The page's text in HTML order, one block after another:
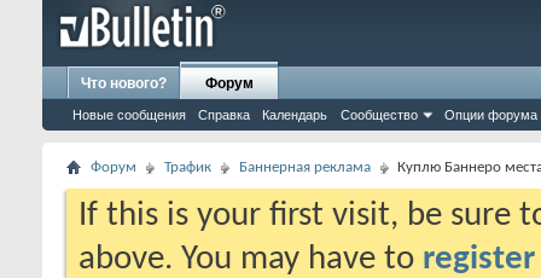
Что нового? Форум
Новые сообщения Справка Календарь Сообщество Опции форума
Форум Трафик Баннерная реклама Куплю Баннеро
If this is your first visit, be sure
above. You may have to register